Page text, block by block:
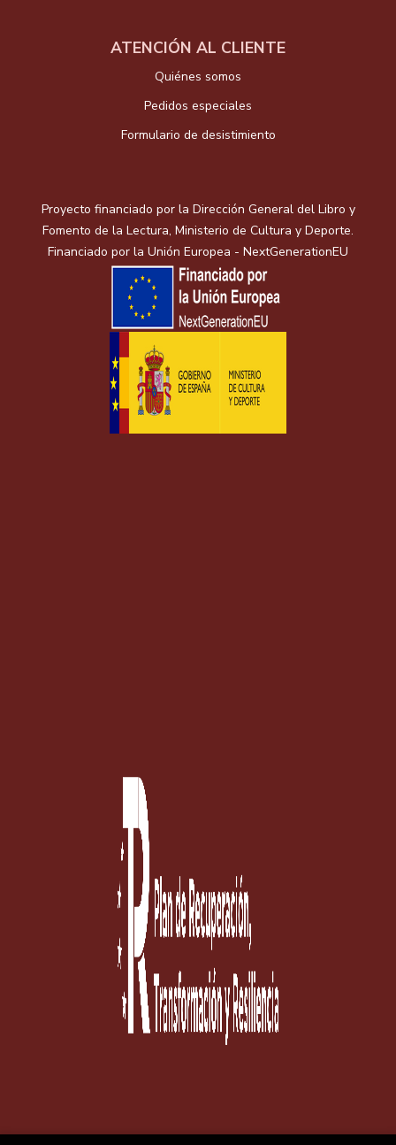
ATENCIÓN AL CLIENTE
Quiénes somos
Pedidos especiales
Formulario de desistimiento
Proyecto financiado por la Dirección General del Libro y
Fomento de la Lectura, Ministerio de Cultura y Deporte.
Financiado por la Unión Europea - NextGenerationEU